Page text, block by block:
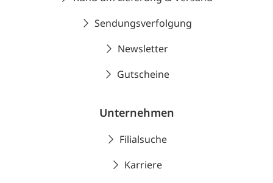
Sendungsverfolgung
Newsletter
Gutscheine
Unternehmen
Filialsuche
Karriere